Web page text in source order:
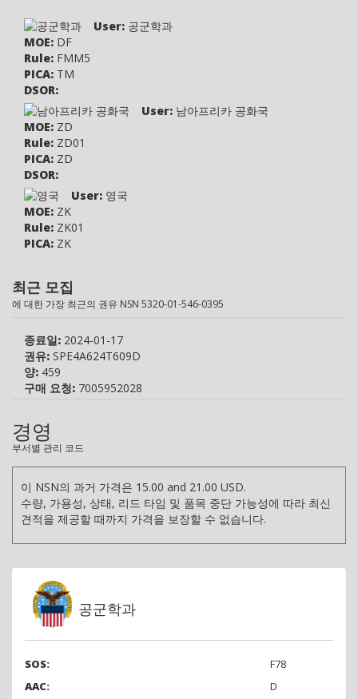
User: 공군학과
MOE: DF
Rule: FMM5
PICA: TM
DSOR:
User: 남아프리카 공화국
MOE: ZD
Rule: ZD01
PICA: ZD
DSOR:
User: 영국
MOE: ZK
Rule: ZK01
PICA: ZK
MOE:ZR
Rule: ZR01
DSOR:
최근 모집
에 대한 가장 최근의 권유 NSN 5320-01-546-0395
종료일: 2024-01-17
권유: SPE4A624T609D
양: 459
구매 요청: 7005952028
경영
부서별 관리 코드
이 NSN의 과거 가격은 15.00 and 21.00 USD.
수량, 가용성, 상태, 리드 타임 및 품목 중단 가능성에 따라 최신
견적을 제공할 때까지 가격을 보장할 수 없습니다.
공군학과
SOS:
F78
AAC:
D